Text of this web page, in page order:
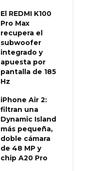
El REDMI K100
Pro Max
recupera el
subwoofer
integrado y
apuesta por
pantalla de 185
Hz
iPhone Air 2:
filtran una
Dynamic Island
más pequeña,
doble cámara
de 48 MP y
chip A20 Pro